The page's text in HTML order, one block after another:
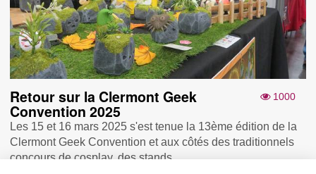
1000
Retour sur la Clermont Geek
Convention 2025
Les 15 et 16 mars 2025 s'est tenue la 13ème édition de la
Clermont Geek Convention et aux côtés des traditionnels
concours de cosplay, des stands...